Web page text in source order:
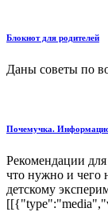
Блокнот для родителей
Даны советы по
Почемучка.
Рекомендации
что нужно и чего
детскому